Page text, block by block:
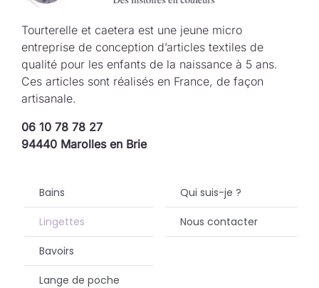
Tourterelle et caetera est une jeune micro
entreprise de conception d’articles textiles de
qualité pour les enfants de la naissance à 5 ans.
Ces articles sont réalisés en France, de façon
artisanale.
06 10 78 78 27
94440 Marolles en Brie
Bains
Lingettes
Bavoirs
Lange de poche
Qui suis-je ?
Nous contacter